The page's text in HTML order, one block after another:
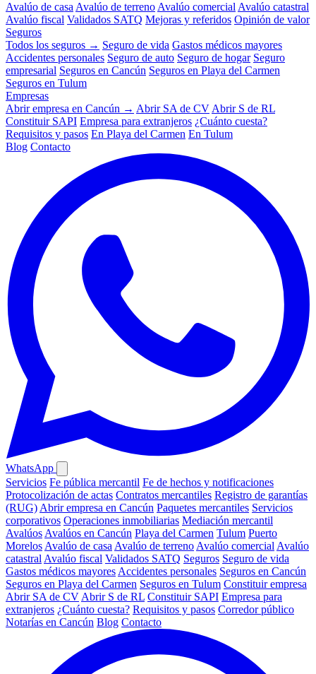
Avalúo de casa Avalúo de terreno Avalúo comercial Avalúo catastral
Avalúo fiscal Validados SATQ Mejoras y referidos Opinión de valor
Seguros
Todos los seguros → Seguro de vida Gastos médicos mayores
Accidentes personales Seguro de auto Seguro de hogar Seguro
empresarial Seguros en Cancún Seguros en Playa del Carmen
Seguros en Tulum
Empresas
Abrir empresa en Cancún → Abrir SA de CV Abrir S de RL
Constituir SAPI Empresa para extranjeros ¿Cuánto cuesta?
Requisitos y pasos En Playa del Carmen En Tulum
Blog Contacto
WhatsApp
Servicios Fe pública mercantil Fe de hechos y notificaciones
Protocolización de actas Contratos mercantiles Registro de garantías
(RUG) Abrir empresa en Cancún Paquetes mercantiles Servicios
corporativos Operaciones inmobiliarias Mediación mercantil
Avalúos Avalúos en Cancún Playa del Carmen Tulum Puerto
Morelos Avalúo de casa Avalúo de terreno Avalúo comercial Avalúo
catastral Avalúo fiscal Validados SATQ Seguros Seguro de vida
Gastos médicos mayores Accidentes personales Seguros en Cancún
Seguros en Playa del Carmen Seguros en Tulum Constituir empresa
Abrir SA de CV Abrir S de RL Constituir SAPI Empresa para
extranjeros ¿Cuánto cuesta? Requisitos y pasos Corredor público
Notarías en Cancún Blog Contacto